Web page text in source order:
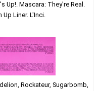
Up!. Mascara: They're Real.
Up Liner. L'Inci.
Rockateur, Sugarbomb,